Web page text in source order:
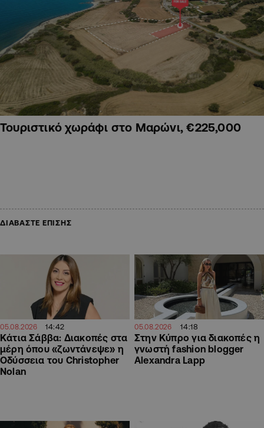
Τουριστικό χωράφι στο Μαρώνι, €225,000
ΔΙΑΒΑΣΤΕ ΕΠΙΣΗΣ
05.08.2026 14:42
Κάτια Σάββα: Διακοπές στα
μέρη όπου «ζωντάνεψε» η
Οδύσσεια του Christopher
Nolan
05.08.2026 14:18
Στην Κύπρο για διακοπές η
γνωστή fashion blogger
Alexandra Lapp